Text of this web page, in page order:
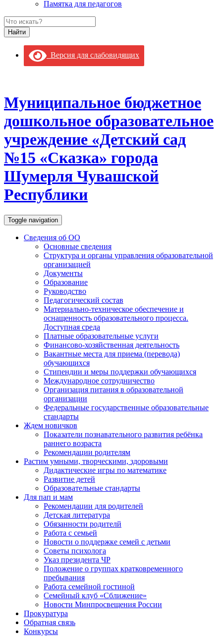
Памятка для педагогов
Версия для слабовидящих
Муниципальное бюджетное
дошкольное образовательное
учреждение «Детский сад
№15 «Сказка» города
Шумерля Чувашской
Республики
Toggle navigation
Сведения об ОО
Основные сведения
Структура и органы управления образовательной
организацией
Документы
Образование
Руководство
Педагогический состав
Материально-техническое обеспечение и
оснащенность образовательного процесса.
Доступная среда
Платные образовательные услуги
Финансово-хозяйственная деятельность
Вакантные места для приема (перевода)
обучающихся
Стипендии и меры поддержки обучающихся
Международное сотрудничество
Организация питания в образовательной
организации
Федеральные государственные образовательные
стандарты
Ждем новичков
Показатели познавательного развития ребёнка
раннего возраста
Рекомендации родителям
Растим умными, творческими, здоровыми
Дидактические игры по математике
Развитие детей
Образовательные стандарты
Для пап и мам
Рекомендации для родителей
Детская литература
Обязанности родителй
Работа с семьей
Новости о поддержке семей с детьми
Советы психолога
Указ президента ЧР
Положение о группах кратковременного
пребывания
Работа семейной гостиной
Семейный клуб «Сближение»
Новости Минпросвещения России
Прокуратура
Обратная связь
Конкурсы